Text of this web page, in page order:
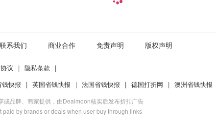
联系我们 商业合作 免责声明 版权声明
议 | 隐私条款
|
快报 | 英国省钱快报 | 法国省钱快报 | 德国打折网 | 澳洲省钱快报
或品牌、商家提供，由Dealmoon核实后发布折扣广告
paid by brands or deals when user buy through links